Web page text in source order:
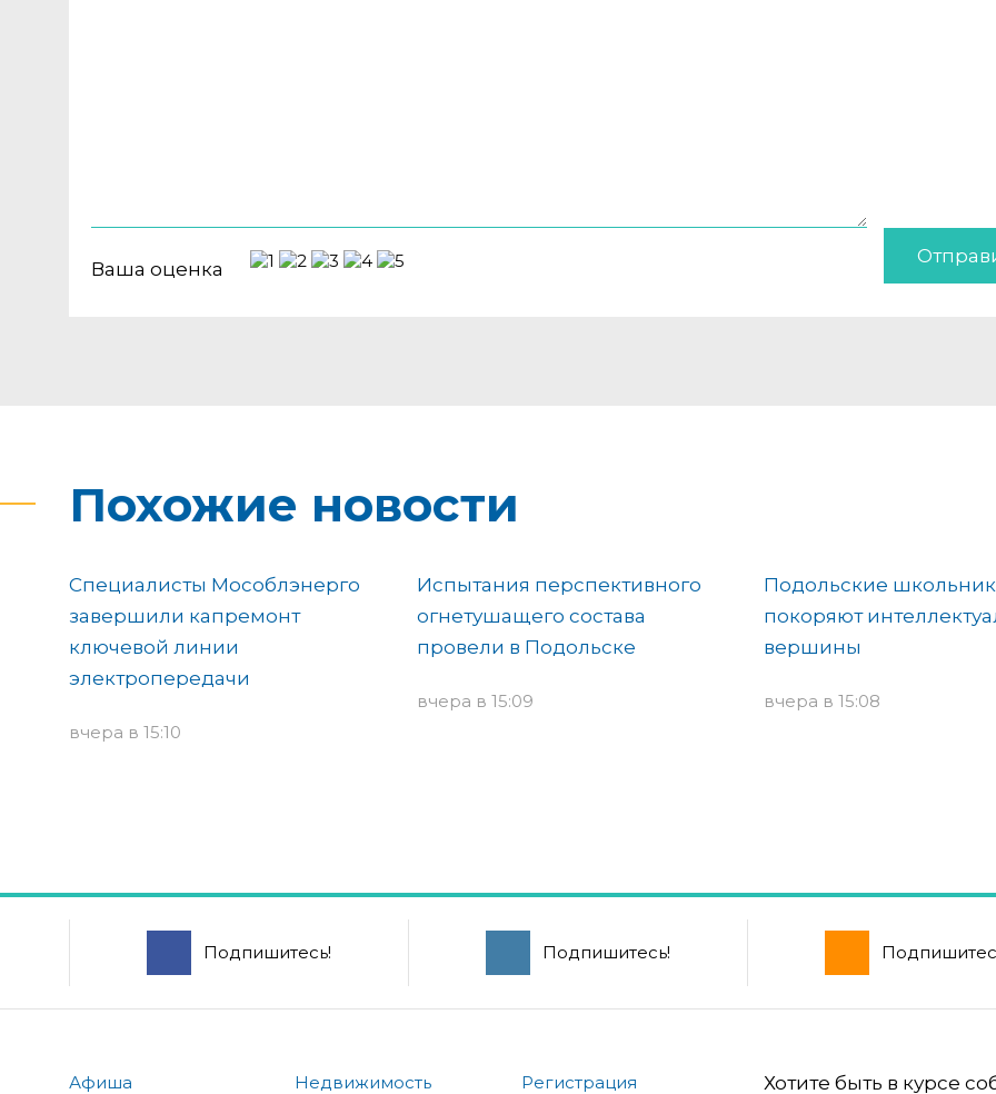
Ваша оценка
Похожие новости
Специалисты Мособлэнерго
завершили капремонт
ключевой линии
электропередачи
вчера в 15:10
Испытания перспективного
огнетушащего состава
провели в Подольске
вчера в 15:09
Подольские
покоряют
вершины
вчера в 15:08
Подпишитесь! Подпишитесь!
Афиша Недвижимость Регистрация Хотите быть в курсе